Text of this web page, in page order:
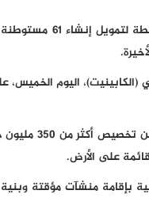
تتجه الحكومة
(الكابينيت)، اليوم
وذكر موقع
على الأرض.
بإقامة منشآت مؤقتة